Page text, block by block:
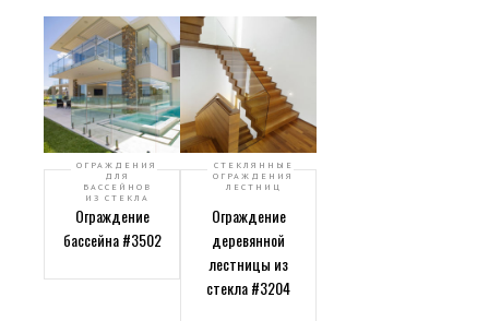
ОГРАЖДЕНИЯ
ДЛЯ
БАССЕЙНОВ
ИЗ СТЕКЛА
Ограждение
бассейна #3502
СТЕКЛЯННЫЕ
ОГРАЖДЕНИЯ
ЛЕСТНИЦ
Ограждение
деревянной
лестницы из
стекла #3204